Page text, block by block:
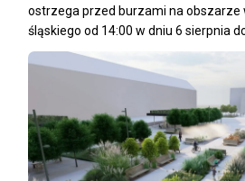
ostrzega przed burzami na
śląskiego od 14:00 w dniu 6 sierpnia